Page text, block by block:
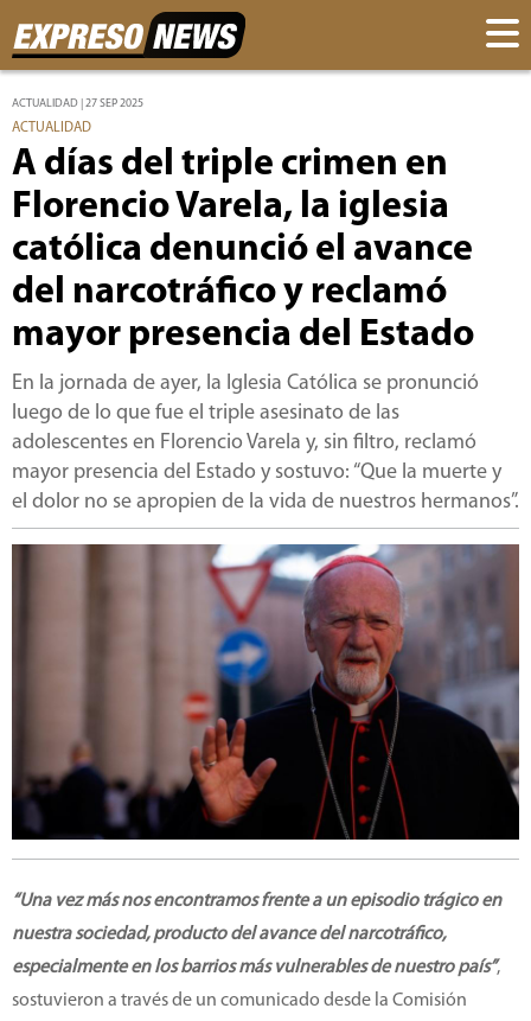
ACTUALIDAD | 27 SEP 2025
ACTUALIDAD
A días del triple crimen en
Florencio Varela, la iglesia
católica denunció el avance
del narcotráfico y reclamó
mayor presencia del Estado
En la jornada de ayer, la Iglesia Católica se pronunció
luego de lo que fue el triple asesinato de las
adolescentes en Florencio Varela y, sin filtro, reclamó
mayor presencia del Estado y sostuvo: “Que la muerte y
el dolor no se apropien de la vida de nuestros hermanos”.
“Una vez más nos encontramos frente a un episodio trágico en
nuestra sociedad, producto del avance del narcotráfico,
especialmente en los barrios más vulnerables de nuestro país”,
sostuvieron a través de un comunicado desde la Comisión